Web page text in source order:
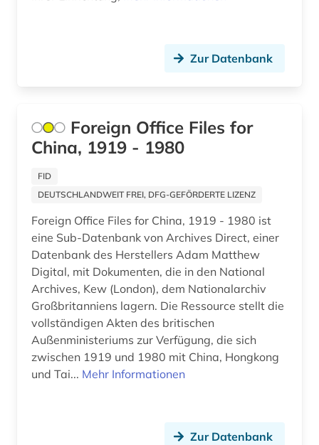
datenspeicherung (1)
ddr (1)
defa-studio für spielfilme (1)
denkmal (3)
der blaue reiter (1)
design (8)
deutsch (9)
deutsch-deutsche beziehungen (1)
Zur Datenbank
Foreign Office Files for
China, 1919 - 1980
FID
DEUTSCHLANDWEIT FREI, DFG-GEFÖRDERTE LIZENZ
Foreign Office Files for China, 1919 - 1980 ist
eine Sub-Datenbank von Archives Direct, einer
Datenbank des Herstellers Adam Matthew
Digital, mit Dokumenten, die in den National
Archives, Kew (London), dem Nationalarchiv
Großbritanniens lagern. Die Ressource stellt die
vollständigen Akten des britischen
Außenministeriums zur Verfügung, die sich
zwischen 1919 und 1980 mit China, Hongkong
und Tai... Mehr Informationen
Zur Datenbank